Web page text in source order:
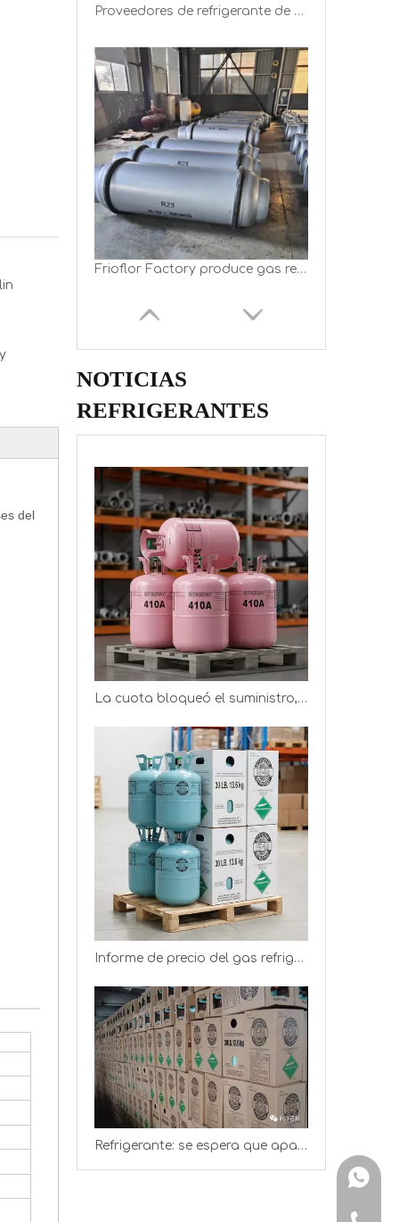
del
Proveedores de refrigerante de propano R290 en cilindro de 5,5 kg
Frioflor Factory produce gas refrigerante R23 en un tanque de 380 kg de tonelada
Fabricante de refrigerante en China (R410A, R32, R134A, R22, R404A, etc.)
NOTICIAS
REFRIGERANTES
La cuota bloqueó el suministro, los productores de refrigerantes obtienen mejores ganancias
Informe de precio del gas refrigerante (precio del gas R22 R134a R125)
Refrigerante: se espera que aparezca una nueva ronda de aumentos de precios
+ 86-